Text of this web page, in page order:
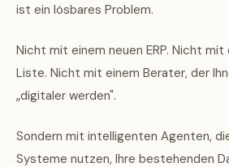
ist ein lösbares Problem.
Nicht mit einem neuen ERP. Nicht
Liste. Nicht mit einem Berater, der
„digitaler werden".
Sondern mit intelligenten Agenten,
Systeme nutzen, Ihre bestehenden